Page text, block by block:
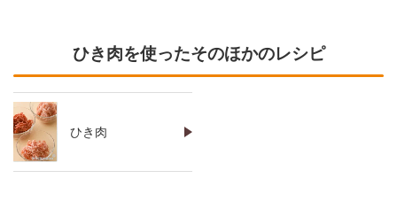
ひき肉を使ったそのほかのレシピ
ひき肉